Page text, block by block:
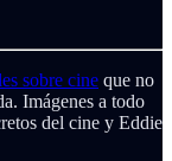
sobre cine que no
Imágenes a todo
del cine y Eddie